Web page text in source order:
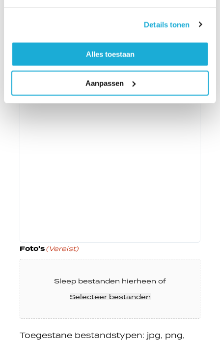
Details tonen
Alles toestaan
Aanpassen
(Vereist)
Omschrijving van het probleem
Foto's(Vereist)
Sleep bestanden hierheen of
Selecteer bestanden
Toegestane bestandstypen: jpg, png,